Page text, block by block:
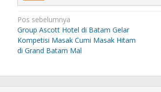
Navigasi
pos
Pos sebelumnya
Group Ascott Hotel di Batam Gelar
Kompetisi Masak Cumi Masak Hitam
di Grand Batam Mal